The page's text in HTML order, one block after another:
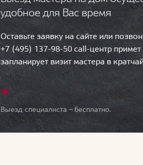
удобное для Вас время
Оставьте заявку на сайте или
+7 (495) 137-98-50 call-центр
запланирует визит мастера в
Выезд специалиста — бесплатно.